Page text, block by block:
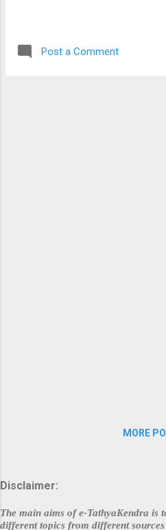
Post a Comment
MORE
Disclaimer:
The main aims of e-TathyaKendra
different topics from different